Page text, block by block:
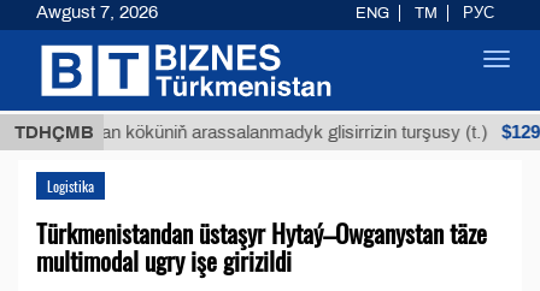
TDHÇMB
Buýan köküniň arassalanmadyk glisirrizin turşusy (t.) $12935,18
Logistika
Türkmenistandan üstaşyr Hytaý–Owganystan täze
multimodal ugry işe girizildi
Awgust 7, 2026 ENG TM РУС